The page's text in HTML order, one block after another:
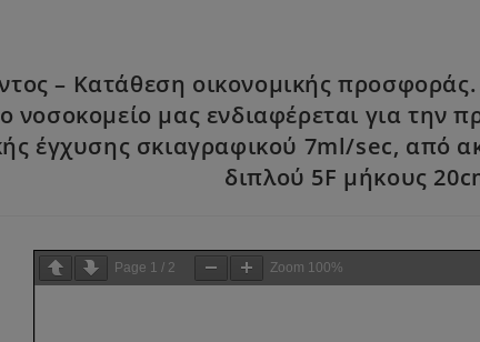
– Κατάθεση οικονομικής
νοσοκομείο μας ενδιαφέρεται για
έγχυσης σκιαγραφικού 7ml/sec, από
διπλού 5F μήκους
Page 1 / 2 Zoom 100%